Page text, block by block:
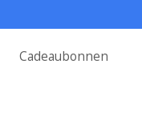
Cadeaubonnen